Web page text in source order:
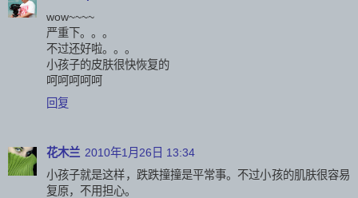
wow~~~~
严重下。。。
不过还好啦。。。
小孩子的皮肤很快恢复的
呵呵呵呵呵
回复
花木兰 2010年1月26日 13:34
小孩子就是这样，跌跌撞撞是平常事。不过小孩的肌肤很容易
复原，不用担心。